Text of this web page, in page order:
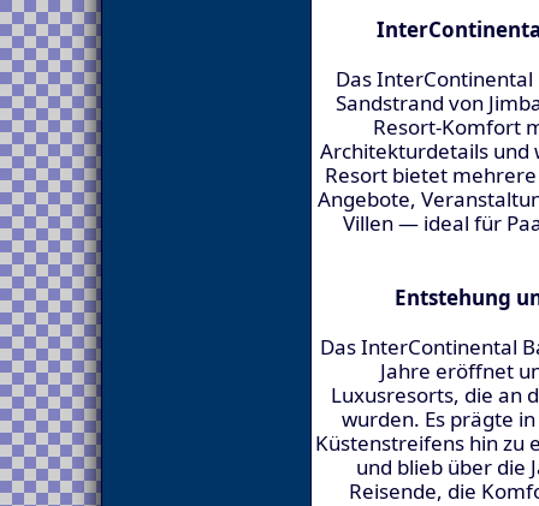
Das
Sandstrand von
Resort-Komfort
Architekturdetails und
Resort bietet
Angebote,
Villen — ideal für
Entstehung
Das InterContinental
Jahre eröffnet
Luxusresorts, die an
wurden. Es prägte
Küstenstreifens hin zu
und blieb über die
Reisende, die